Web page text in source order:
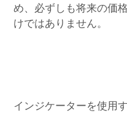
め、必ずしも将来の価
けではありません。
インジケーターを使用